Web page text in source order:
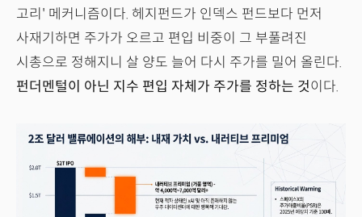
고리' 메커니즘이다. 헤지펀드가 인덱스 펀드보다 먼저
사재기하면 주가가 오르고 편입 비중이 그 부풀려진
시총으로 정해지니 살 양도 늘어 다시 주가를 밀어 올린다.
펀더멘털이 아닌 지수 편입 자체가 주가를 정하는 것이다.